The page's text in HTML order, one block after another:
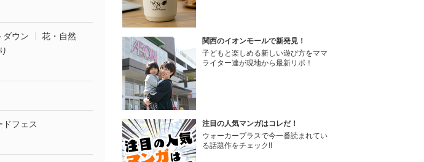
ダウン
花・自然
ドフェス
関西のイオンモールで新発見！
子どもと楽しめる新しい遊び方をママ
ライター達が現地から最新リポ！
注目の人気マンガはコレだ！
ウォーカープラスで今一番読まれてい
る話題作をチェック!!